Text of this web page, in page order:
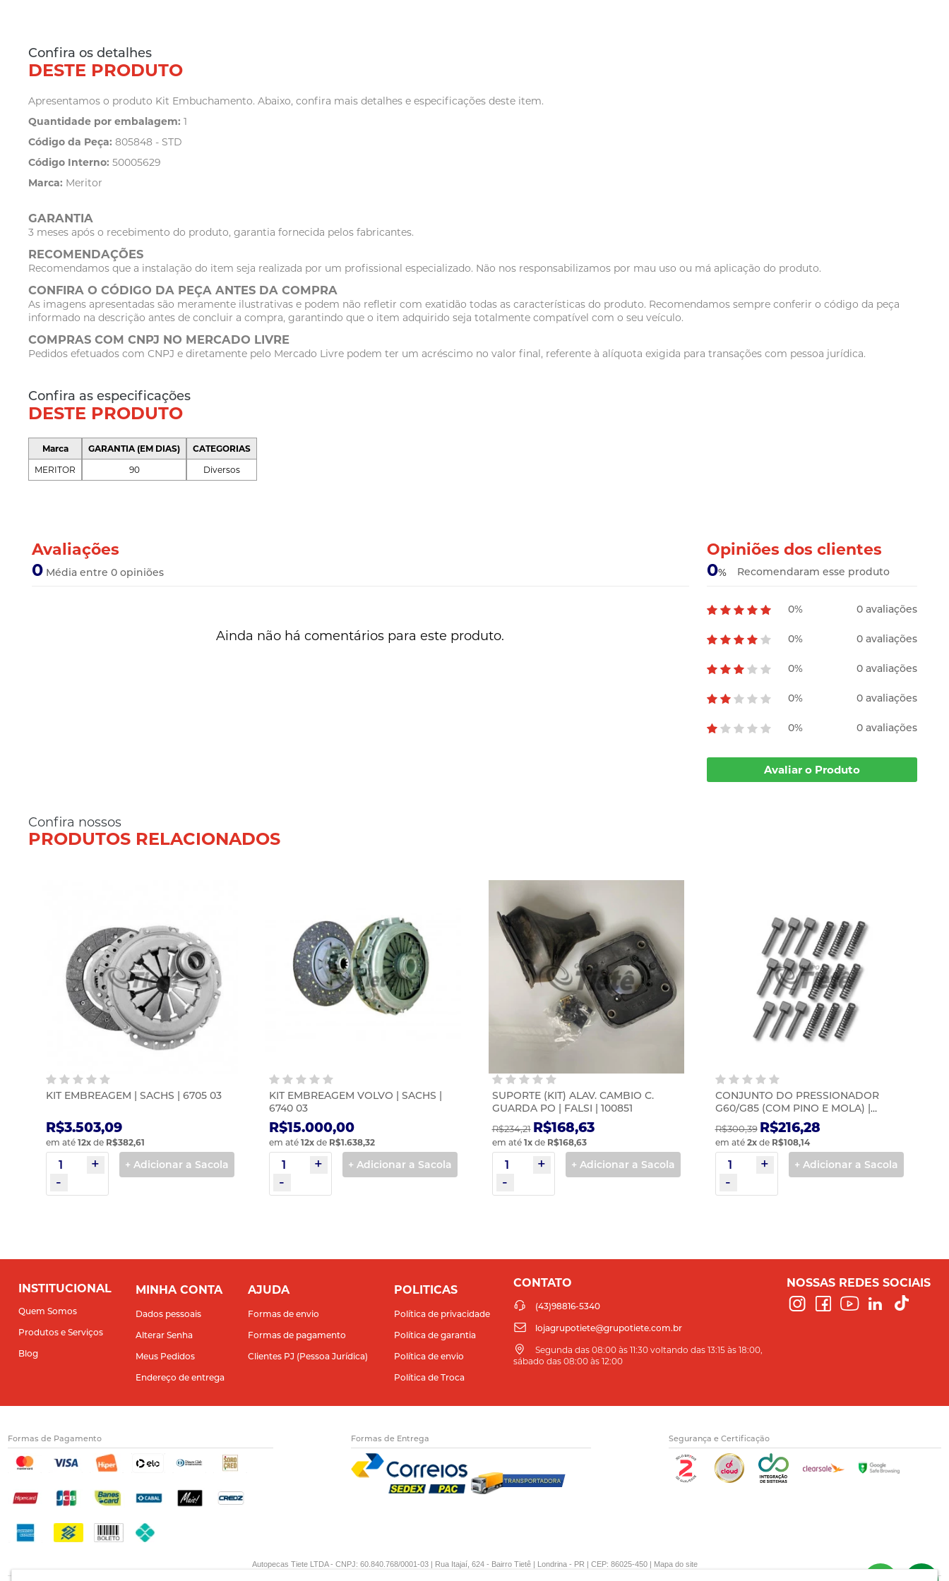
Confira os detalhes
DESTE PRODUTO
Apresentamos o produto Kit Embuchamento. Abaixo, confira mais detalhes e especificações deste item.
Quantidade por embalagem: 1
Código da Peça: 805848 - STD
Código Interno: 50005629
Marca: Meritor
GARANTIA
3 meses após o recebimento do produto, garantia fornecida pelos fabricantes.
RECOMENDAÇÕES
Recomendamos que a instalação do item seja realizada por um profissional especializado. Não nos responsabilizamos por mau uso ou má aplicação do produto.
CONFIRA O CÓDIGO DA PEÇA ANTES DA COMPRA
As imagens apresentadas são meramente ilustrativas e podem não refletir com exatidão todas as características do produto. Recomendamos sempre conferir o código da peça
informado na descrição antes de concluir a compra, garantindo que o item adquirido seja totalmente compatível com o seu veículo.
COMPRAS COM CNPJ NO MERCADO LIVRE
Pedidos efetuados com CNPJ e diretamente pelo Mercado Livre podem ter um acréscimo no valor final, referente à alíquota exigida para transações com pessoa jurídica.
Confira as especificações
DESTE PRODUTO
Marca
MERITOR
GARANTIA (EM DIAS)
90
CATEGORIAS
Diversos
Avaliações
0 Média entre 0 opiniões
Ainda não há comentários para este produto.
Opiniões dos clientes
0% Recomendaram esse produto
0% 0 avaliações
0% 0 avaliações
0% 0 avaliações
0% 0 avaliações
0% 0 avaliações
Avaliar o Produto
Confira nossos
PRODUTOS RELACIONADOS
KIT EMBREAGEM | SACHS | 6705 03
R$3.503,09
em até 12xde R$382,61
+ Adicionar a Sacola
KIT EMBREAGEM VOLVO | SACHS |
6740 03
R$15.000,00
em até 12xde R$1.638,32
+ Adicionar a Sacola
SUPORTE (KIT) ALAV. CAMBIO C.
GUARDA PO | FALSI | 100851
R$234,21 R$168,63
em até 1xde R$168,63
+ Adicionar a Sacola
CONJUNTO DO PRESSIONADOR
G60/G85 (COM PINO E MOLA) |
EURORICAMBI | 30002095-4
R$300,39 R$216,28
em até 2xde R$108,14
+ Adicionar a Sacola
INSTITUCIONAL
Quem Somos
Produtos e Serviços
Blog
MINHA CONTA
Dados pessoais
Alterar Senha
Meus Pedidos
Endereço de entrega
AJUDA
Formas de envio
Formas de pagamento
Clientes PJ (Pessoa Jurídica)
POLITICAS
Política de privacidade
Política de garantia
Política de envio
Política de Troca
CONTATO
(43)98816-5340
lojagrupotiete@grupotiete.com.br
Segunda das 08:00 às 11:30 voltando das 13:15 às 18:00,
sábado das 08:00 às 12:00
NOSSAS REDES SOCIAIS
Formas de Pagamento Formas de Entrega Segurança e Certificação
Autopecas Tiete LTDA - CNPJ: 60.840.768/0001-03 | Rua Itajaí, 624 - Bairro Tietê | Londrina - PR | CEP: 86025-450 | Mapa do site